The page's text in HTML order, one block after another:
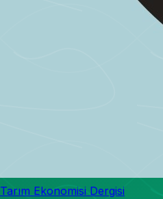
Tarım Ekonomisi Dergisi